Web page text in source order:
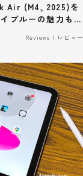
Air (M4, 2025)を
ブルーの魅力も紹
Reviews | レビュー